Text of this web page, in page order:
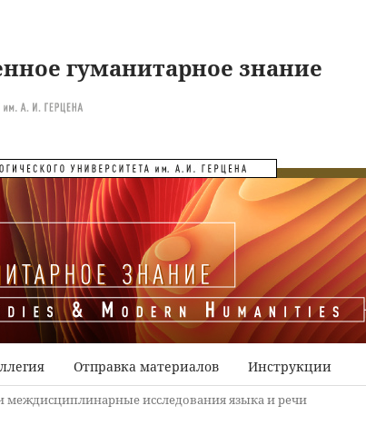
гуманитарное знание
Отправка материалов Инструкции
междисциплинарные исследования языка и речи